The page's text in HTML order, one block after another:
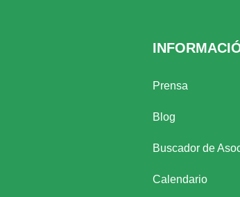
Prensa
Blog
Buscador de
Calendario